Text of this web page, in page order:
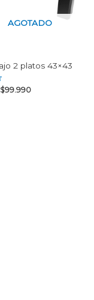
AGOTADO
2 platos 43×43
$99.990